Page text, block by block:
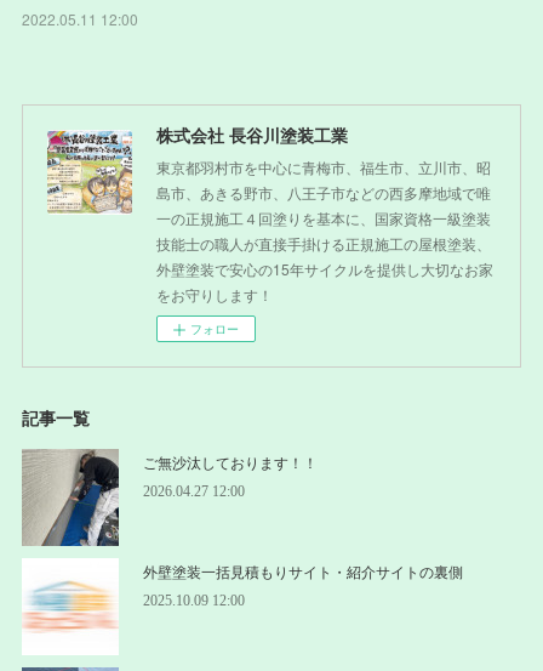
2022.05.11 12:00
株式会社 長谷川塗装工業
東京都羽村市を中心に青梅市、福生市、立川市、昭
島市、あきる野市、八王子市などの西多摩地域で唯
一の正規施工４回塗りを基本に、国家資格一級塗装
技能士の職人が直接手掛ける正規施工の屋根塗装、
外壁塗装で安心の15年サイクルを提供し大切なお家
をお守りします！
フォロー
記事一覧
ご無沙汰しております！！
2026.04.27 12:00
外壁塗装一括見積もりサイト・紹介サイトの裏側
2025.10.09 12:00